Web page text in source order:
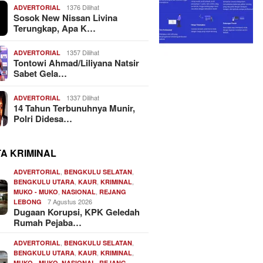
ADVERTORIAL 1376 Dilihat
Sosok New Nissan Livina
Terungkap, Apa K…
ADVERTORIAL 1357 Dilihat
Tontowi Ahmad/Liliyana Natsir
Sabet Gela…
ADVERTORIAL 1337 Dilihat
14 Tahun Terbunuhnya Munir,
Polri Didesa…
KRIMINAL
ADVERTORIAL ,BENGKULU SELATAN
BENGKULU UTARA ,KAUR ,KRIMINAL
MUKO - MUKO ,NASIONAL ,REJANG
LEBONG
7 Agustus 2026
Dugaan Korupsi, KPK Geledah
Rumah Pejaba…
ADVERTORIAL ,BENGKULU SELATAN
BENGKULU UTARA ,KAUR ,KRIMINAL